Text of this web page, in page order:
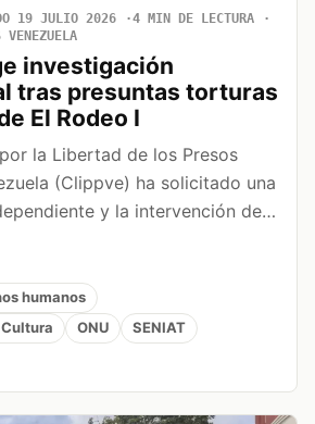
19 JULIO 2026
4 MIN DE LECTURA
investigación
tras presuntas torturas
El Rodeo I
la Libertad de los Presos
(Clippve) ha solicitado una
y la intervención de…
humanos
ONU
SENIAT